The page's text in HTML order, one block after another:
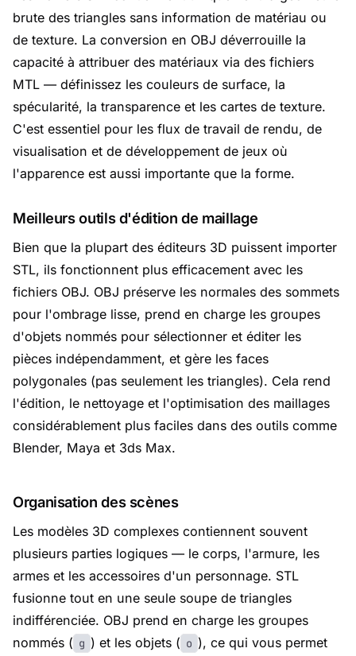
brute des triangles sans information de matériau ou
de texture. La conversion en OBJ déverrouille la
capacité à attribuer des matériaux via des fichiers
MTL — définissez les couleurs de surface, la
spécularité, la transparence et les cartes de texture.
C'est essentiel pour les flux de travail de rendu, de
visualisation et de développement de jeux où
l'apparence est aussi importante que la forme.
Meilleurs outils d'édition de maillage
Bien que la plupart des éditeurs 3D puissent importer
STL, ils fonctionnent plus efficacement avec les
fichiers OBJ. OBJ préserve les normales des sommets
pour l'ombrage lisse, prend en charge les groupes
d'objets nommés pour sélectionner et éditer les
pièces indépendamment, et gère les faces
polygonales (pas seulement les triangles). Cela rend
l'édition, le nettoyage et l'optimisation des maillages
considérablement plus faciles dans des outils comme
Blender, Maya et 3ds Max.
Organisation des scènes
Les modèles 3D complexes contiennent souvent
plusieurs parties logiques — le corps, l'armure, les
armes et les accessoires d'un personnage. STL
fusionne tout en une seule soupe de triangles
indifférenciée. OBJ prend en charge les groupes
nommés ( g ) et les objets ( o ), ce qui vous permet